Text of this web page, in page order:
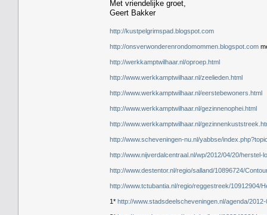
Met vriendelijke groet,
Geert Bakker
http://kustpelgrimspad.blogspot.com
http://onsverwonderenrondomommen.blogspot.com
http://werkkamptwilhaar.nl/oproep.html
http://www.werkkamptwilhaar.nl/zeelieden.html
http://www.werkkamptwilhaar.nl/eerstebewoners.html
http://www.werkkamptwilhaar.nl/gezinnenophei.html
http://www.werkkamptwilhaar.nl/
http://www.scheveningen-nu.nl/yabbse/
http://www.nijverdalcentraal.nl/wp/2012/04/20/herstel-
http://www.destentor.nl/regio/salland/10896724/
http://www.tctubantia.nl/regio/reggestreek/10912904/
1* http://www.stadsdeelscheveningen.nl/agenda/